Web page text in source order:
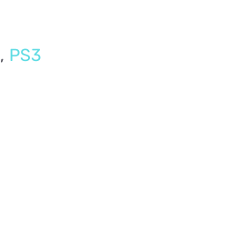
, PS3